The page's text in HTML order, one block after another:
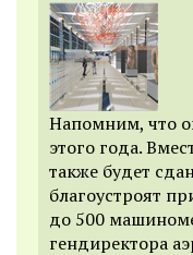
Напомним, что
этого года.
также будет
благоустроят
до 500
гендиректора